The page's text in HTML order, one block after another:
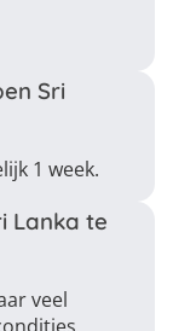
Sri
1 week.
Lanka te
veel